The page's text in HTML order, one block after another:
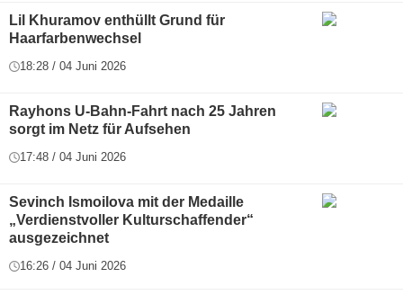
Lil Khuramov enthüllt Grund für
Haarfarbenwechsel
18:28 / 04 Juni 2026
Rayhons U-Bahn-Fahrt nach 25 Jahren
sorgt im Netz für Aufsehen
17:48 / 04 Juni 2026
Sevinch Ismoilova mit der Medaille
„Verdienstvoller Kulturschaffender“
ausgezeichnet
16:26 / 04 Juni 2026